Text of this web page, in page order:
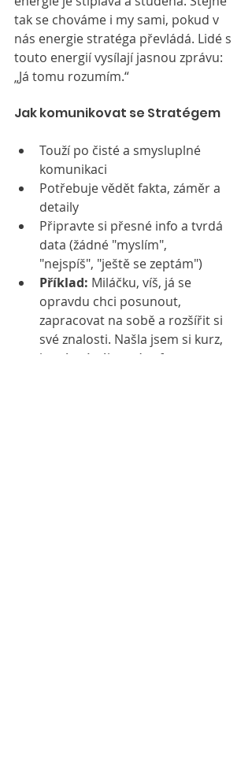
tak se chováme i my sami, pokud v
nás energie stratéga převládá. Lidé s
touto energií vysílají jasnou zprávu:
„Já tomu rozumím.“
Jak komunikovat se Stratégem
Touží po čisté a smysluplné
komunikaci
Potřebuje vědět fakta, záměr a
detaily
Připravte si přesné info a tvrdá
data (žádné "myslím",
"nejspíš", "ještě se zeptám")
Příklad: Miláčku, víš, já se
opravdu chci posunout,
zapracovat na sobě a rozšířit si
své znalosti. Našla jsem si kurz,
který má výborné reference,